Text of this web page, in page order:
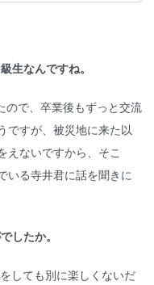
生なんですね。
ので、卒業後もずっと交流
ですが、被災地に来た以
えないですから、そこ
いる寺井君に話を聞きに
したか。
しても別に楽しくないだ